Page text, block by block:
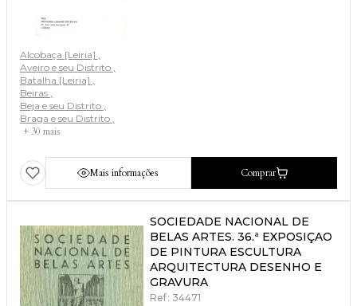
Alcobaça [Leiria]
Aveiro e seu Distrito
Batalha [Leiria]
Beiras
Beja e seu Distrito
Braga e seu Distrito
+ 30 mais
Mais informações Comprar
SOCIEDADE NACIONAL DE
BELAS ARTES. 36.ª EXPOSIÇAO
DE PINTURA ESCULTURA
ARQUITECTURA DESENHO E
GRAVURA
Ref: 34471